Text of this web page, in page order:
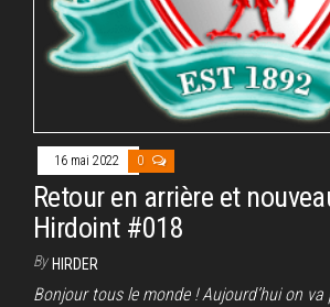
16 mai 2022 0
Retour en arrière et
Hirdoint #018
By HIRDER
Bonjour tous le monde ! Aujourd’hui on va